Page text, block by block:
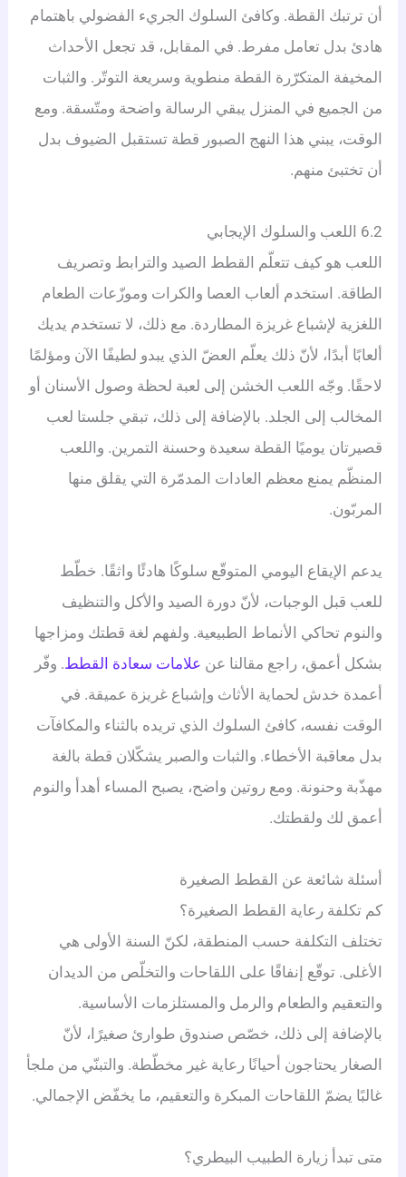
أن ترتبك القطة. وكافئ السلوك الجريء الفضولي باهتمام
هادئ بدل تعامل مفرط. في المقابل، قد تجعل الأحداث
المخيفة المتكرّرة القطة منطوية وسريعة التوتّر. والثبات
من الجميع في المنزل يبقي الرسالة واضحة ومتّسقة. ومع
الوقت، يبني هذا النهج الصبور قطة تستقبل الضيوف بدل
أن تختبئ منهم.
6.2 اللعب والسلوك الإيجابي
اللعب هو كيف تتعلّم القطط الصيد والترابط وتصريف
الطاقة. استخدم ألعاب العصا والكرات وموزّعات الطعام
اللغزية لإشباع غريزة المطاردة. مع ذلك، لا تستخدم يديك
ألعابًا أبدًا، لأنّ ذلك يعلّم العضّ الذي يبدو لطيفًا الآن ومؤلمًا
لاحقًا. وجّه اللعب الخشن إلى لعبة لحظة وصول الأسنان أو
المخالب إلى الجلد. بالإضافة إلى ذلك، تبقي جلستا لعب
قصيرتان يوميًا القطة سعيدة وحسنة التمرين. واللعب
المنظّم يمنع معظم العادات المدمّرة التي يقلق منها
المربّون.
يدعم الإيقاع اليومي المتوقّع سلوكًا هادئًا واثقًا. خطّط
للعب قبل الوجبات، لأنّ دورة الصيد والأكل والتنظيف
والنوم تحاكي الأنماط الطبيعية. ولفهم لغة قطتك ومزاجها
بشكل أعمق، راجع مقالنا عنعلامات سعادة القطط. وفّر
أعمدة خدش لحماية الأثاث وإشباع غريزة عميقة. في
الوقت نفسه، كافئ السلوك الذي تريده بالثناء والمكافآت
بدل معاقبة الأخطاء. والثبات والصبر يشكّلان قطة بالغة
مهذّبة وحنونة. ومع روتين واضح، يصبح المساء أهدأ والنوم
أعمق لك ولقطتك.
أسئلة شائعة عن القطط الصغيرة
كم تكلفة رعاية القطط الصغيرة؟
تختلف التكلفة حسب المنطقة، لكنّ السنة الأولى هي
الأغلى. توقّع إنفاقًا على اللقاحات والتخلّص من الديدان
والتعقيم والطعام والرمل والمستلزمات الأساسية.
بالإضافة إلى ذلك، خصّص صندوق طوارئ صغيرًا، لأنّ
الصغار يحتاجون أحيانًا رعاية غير مخطّطة. والتبنّي من ملجأ
غالبًا يضمّ اللقاحات المبكرة والتعقيم، ما يخفّض الإجمالي.
متى تبدأ زيارة الطبيب البيطري؟